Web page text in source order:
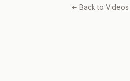
← Back to Videos